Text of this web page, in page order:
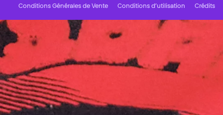
Conditions Générales de Vente
Conditions d’utilisation Crédits